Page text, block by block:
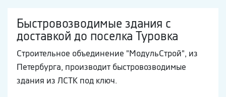
Быстровозводимые здания с
доставкой до поселка Туровка
Строительное объединение "МодульСтрой", из
Петербурга, производит быстровозводимые
здания из ЛСТК под ключ.